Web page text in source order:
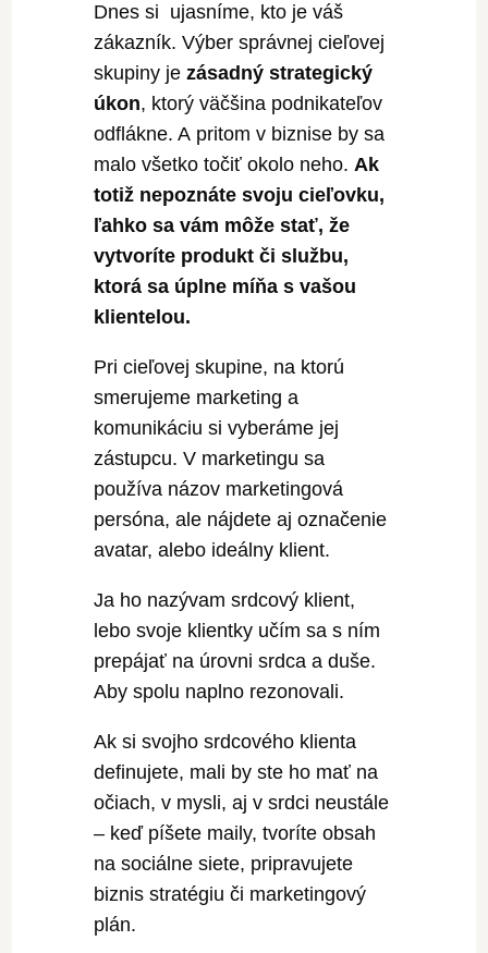
Dnes si ujasníme, kto je váš
zákazník. Výber správnej cieľovej
skupiny jezásadný strategický
úkon, ktorý väčšina podnikateľov
odflákne. A pritom v biznise by sa
malo všetko točiť okolo neho.Ak
totiž nepoznáte svoju cieľovku,
ľahko sa vám môže stať, že
vytvoríte produkt či službu,
ktorá sa úplne míňa s vašou
klientelou.
Pri cieľovej skupine, na ktorú
smerujeme marketing a
komunikáciu si vyberáme jej
zástupcu. V marketingu sa
používa názov marketingová
persóna, ale nájdete aj označenie
avatar, alebo ideálny klient.
Ja ho nazývam srdcový klient,
lebo svoje klientky učím sa s ním
prepájať na úrovni srdca a duše.
Aby spolu naplno rezonovali.
Ak si svojho srdcového klienta
definujete, mali by ste ho mať na
očiach, v mysli, aj v srdci neustále
– keď píšete maily, tvoríte obsah
na sociálne siete, pripravujete
biznis stratégiu či marketingový
plán.